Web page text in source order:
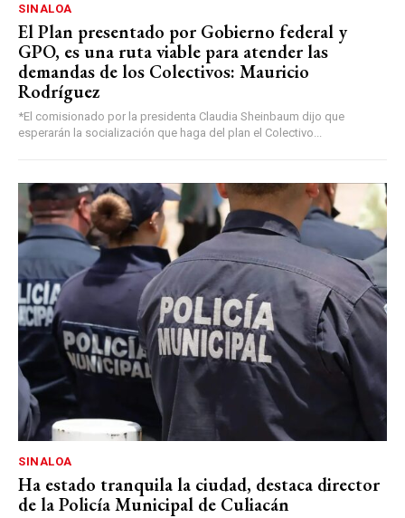
SINALOA
El Plan presentado por Gobierno federal y
GPO, es una ruta viable para atender las
demandas de los Colectivos: Mauricio
Rodríguez
*El comisionado por la presidenta Claudia Sheinbaum dijo que
esperarán la socialización que haga del plan el Colectivo...
SINALOA
Ha estado tranquila la ciudad, destaca director
de la Policía Municipal de Culiacán